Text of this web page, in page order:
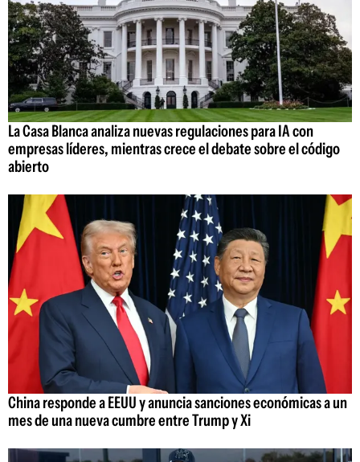
La Casa Blanca analiza nuevas regulaciones para IA con
empresas líderes, mientras crece el debate sobre el código
abierto
China responde a EEUU y anuncia sanciones económicas a un
mes de una nueva cumbre entre Trump y Xi